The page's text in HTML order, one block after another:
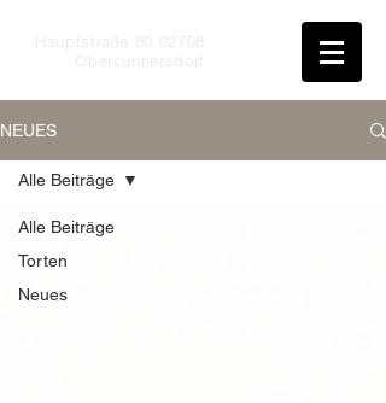
Hauptstraße
Obercunnersdorf
NEUES
Alle Beiträge
Torten
Neues
Alle Beiträge